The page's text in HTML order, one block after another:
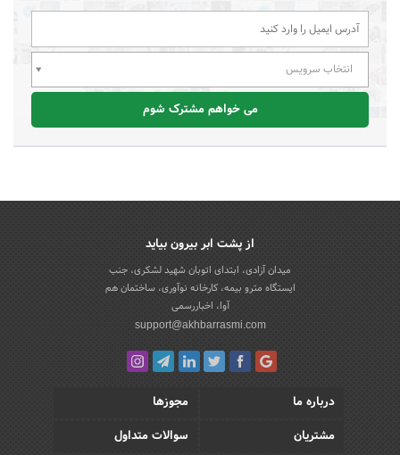
انتخاب سرویس
می خواهم مشترک شوم
از پشت ابر بیرون بیاید
میدان آزادی، ابتدای اتوبان شهید لشکری، جنب
ایستگاه مترو بیمه، کارخانه نوآوری، ساختمان هم
آوا، اخباررسمی
support@akhbarrasmi.com
درباره ما
مجوزها
مشتریان
سوالات متداول